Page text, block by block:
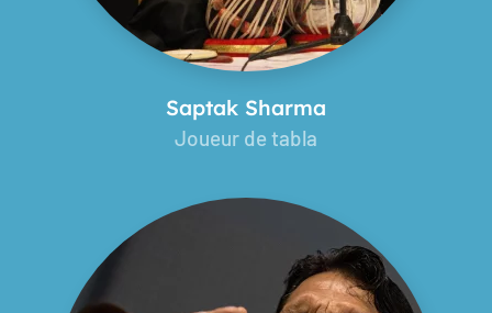
Saptak Sharma
Joueur de tabla